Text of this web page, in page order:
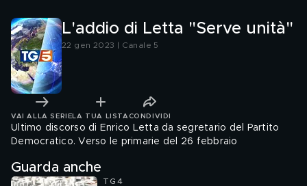
L'addio di Letta "Serve unità"
22 gen 2023 | Canale 5
VAI ALLA SERIE LA TUA LISTA CONDIVIDI
Ultimo discorso di Enrico Letta da segretario del Partito
Democratico. Verso le primarie del 26 febbraio
Guarda anche
TG4